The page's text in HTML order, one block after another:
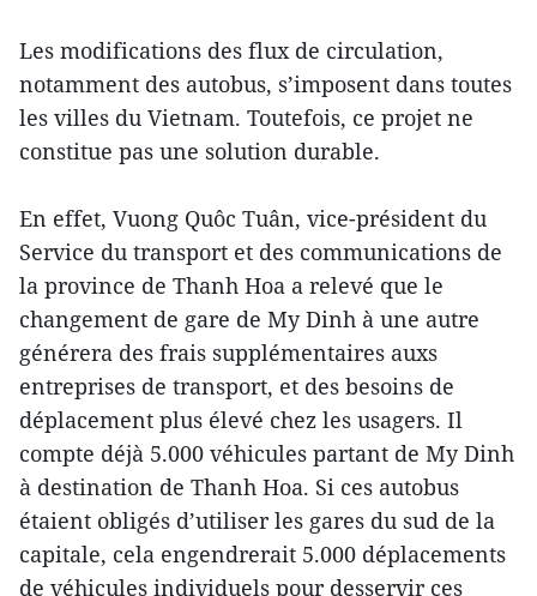
Les modifications des flux de circulation,
notamment des autobus, s’imposent dans toutes
les villes du Vietnam. Toutefois, ce projet ne
constitue pas une solution durable.
En effet, Vuong Quôc Tuân, vice-président du
Service du transport et des communications de
la province de Thanh Hoa a relevé que le
changement de gare de My Dinh à une autre
générera des frais supplémentaires auxs
entreprises de transport, et des besoins de
déplacement plus élevé chez les usagers. Il
compte déjà 5.000 véhicules partant de My Dinh
à destination de Thanh Hoa. Si ces autobus
étaient obligés d’utiliser les gares du sud de la
capitale, cela engendrerait 5.000 déplacements
de véhicules individuels pour desservir ces